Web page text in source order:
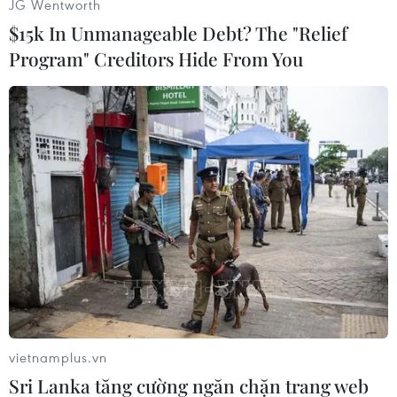
và Richards
Lâm Anh
(Vietnam+)
#Man City
JG Wentworth
$15k In Unmanageable Debt? The "Relief
Program" Creditors Hide From You
vietnamplus.vn
Sri Lanka tăng cường ngăn chặn trang web